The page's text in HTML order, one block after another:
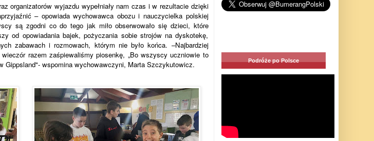
organizatorów wyjazdu wypełniały nam czas i w rezultacie dzięki
– opowiada wychowawca obozu i nauczycielka polskiej
są zgodni co do tego jak miło obserwowało się dzieci, które
od opowiadania bajek, pożyczania sobie strojów na dyskotekę,
zabawach i rozmowach, którym nie było końca. –Najbardziej
razem zaśpiewaliśmy piosenkę, „Bo wszyscy uczniowie to
Gippsland"- wspomina wychowawczyni, Marta Szczykutowicz. Podróże po Polsce